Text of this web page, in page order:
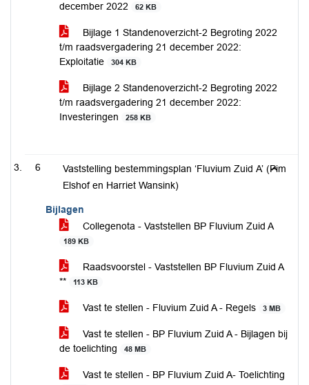
december 2022
62 KB
Bijlage 1 Standenoverzicht-2 Begroting 2022
t/m raadsvergadering 21 december 2022:
Exploitatie
304 KB
Bijlage 2 Standenoverzicht-2 Begroting 2022
t/m raadsvergadering 21 december 2022:
Investeringen
258 KB
6
Vaststelling bestemmingsplan ‘Fluvium Zuid A’ (Pim
Elshof en Harriet Wansink)
Bijlagen
Collegenota - Vaststellen BP Fluvium Zuid A
189 KB
Raadsvoorstel - Vaststellen BP Fluvium Zuid A
**
113 KB
Vast te stellen - Fluvium Zuid A - Regels 3 MB
Vast te stellen - BP Fluvium Zuid A - Bijlagen bij
de toelichting
48 MB
Vast te stellen - BP Fluvium Zuid A- Toelichting